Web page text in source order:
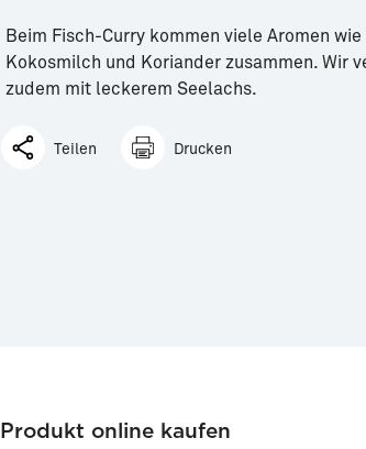
Beim Fisch-Curry kommen viele Aromen
Kokosmilch und Koriander zusammen. Wir
zudem mit leckerem Seelachs.
Teilen Drucken
Produkt online kaufen